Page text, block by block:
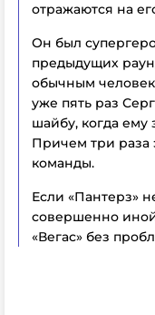
отражаются на
Он был
предыдущих
обычным
уже пять раз
шайбу, когда ему
Причем три раза
команды.
Если «Пантерз»
совершенно
«Вегас» без